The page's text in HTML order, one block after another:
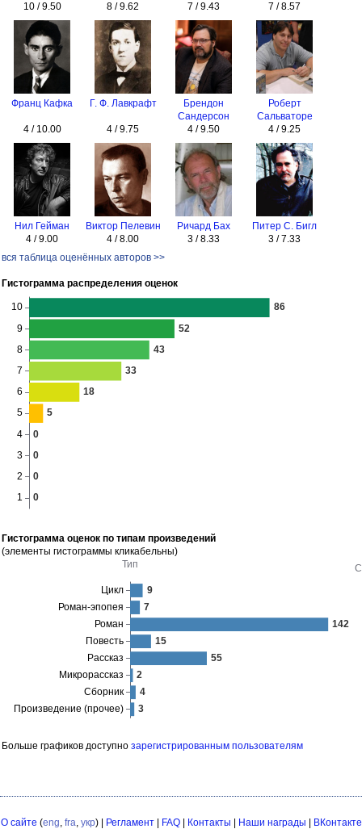
10 / 9.50 8 / 9.62
7 / 9.43
7 / 8.57
Франц Кафка
4 / 10.00
Г. Ф. Лавкрафт
4 / 9.75
Брендон
Сандерсон
4 / 9.50
Роберт
Сальваторе
4 / 9.25
Нил Гейман
4 / 9.00
Виктор Пелевин
4 / 8.00
Ричард Бах
3 / 8.33
Питер С. Бигл
3 / 7.33
вся таблица оценённых авторов >>
Гистограмма распределения оценок
Гистограмма оценок по типам произведений
(элементы гистограммы кликабельны)
Больше графиков доступно зарегистрированным пользователям
О сайте (eng, fra, укр) | Регламент| FAQ| Контакты Наши награды
ВКонтакте